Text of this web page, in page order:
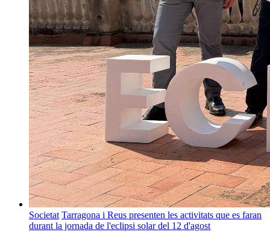
Societat Tarragona i Reus presenten les activitats que es faran
durant la jornada de l'eclipsi solar del 12 d'agost